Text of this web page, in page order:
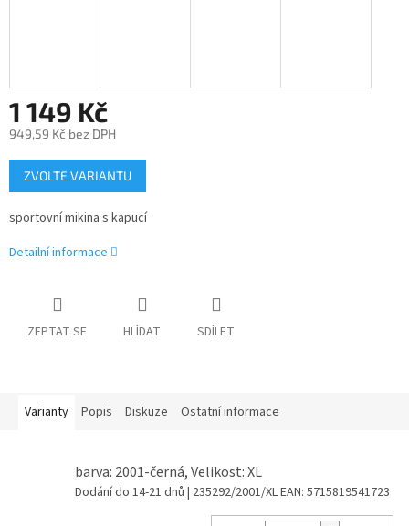
1 149 Kč
949,59 Kč bez DPH
Měrná
cena:
ZVOLTE VARIANTU
sportovní mikina s kapucí
Detailní informace
ZEPTAT SE HLÍDAT SDÍLET
Varianty Popis Diskuze Ostatní informace
barva: 2001-černá, Velikost: XL
Dodání do 14-21 dnů | 235292/2001/XLEAN: 5715819541723